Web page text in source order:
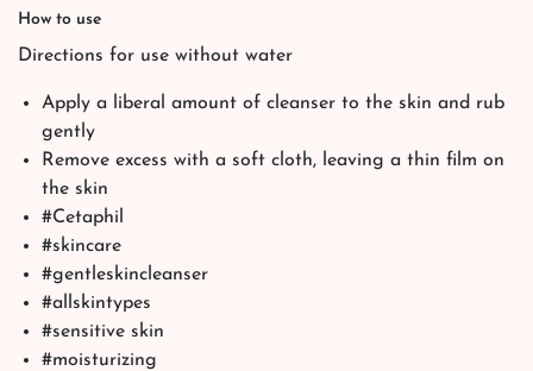
How to use
Directions for use without water
Apply a liberal amount of cleanser to the skin and rub
gently
Remove excess with a soft cloth, leaving a thin film on
the skin
#Cetaphil
#skincare
#gentleskincleanser
#allskintypes
#sensitive skin
#moisturizing